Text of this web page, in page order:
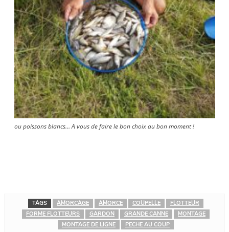
ou poissons blancs… A vous de faire le bon choix au bon moment !
TAGS AMORCAGE AMORCE COUPELLE
FLOTTEUR
FORME FLOTTEURS
GARDON GRANDE CANNE
MONTAGE
MONTAGE DE LIGNE
PECHE AU COUP